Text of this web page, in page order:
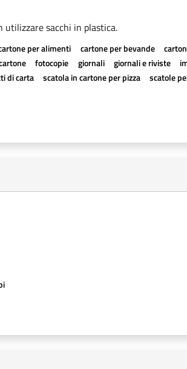
utilizzare sacchi in plastica.
per alimenti cartone per bevande
fotocopie giornali giornali e riviste
di carta scatola in cartone per pizza scatole